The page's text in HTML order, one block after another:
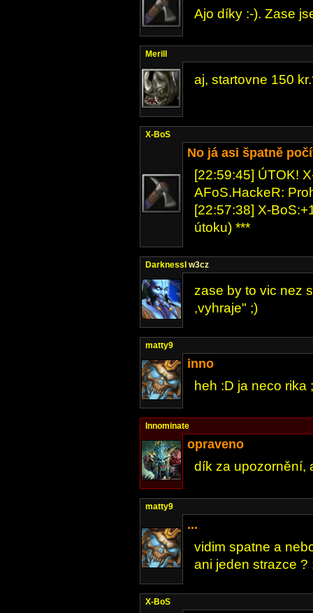
Ajo díky :-). Zase
Merill
aj, startovne 150
X-BoS
No já asi špatně
[22:59:45] ÚTOK!
AFoS.HackeR:
[22:57:38] X-
útoku) ***
DarknessI w3cz
zase by to vic nez
,vyhraje" ;)
matty9
inno
heh :D ja neco rika
Innominate
opraveno
dík za upozornění,
matty9
...
vidim spatne a
ani jeden strazce ?
X-BoS